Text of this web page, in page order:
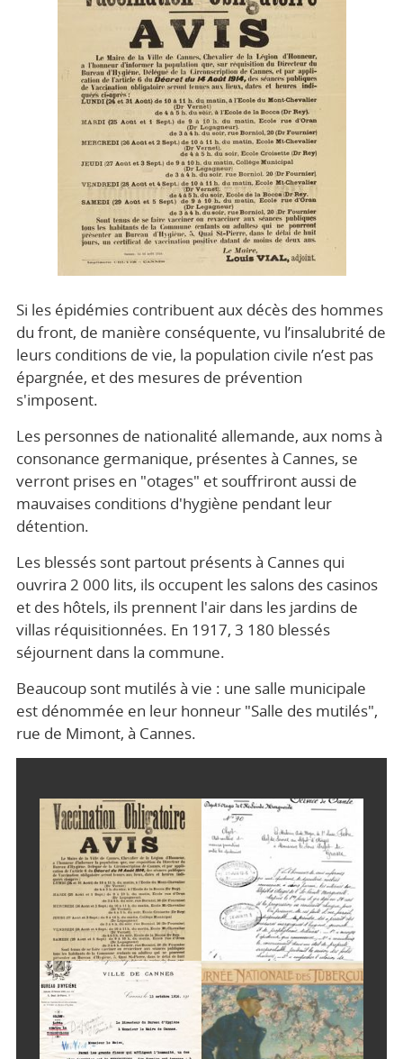
Si les épidémies contribuent aux décès des hommes
du front, de manière conséquente, vu l’insalubrité de
leurs conditions de vie, la population civile n’est pas
épargnée, et des mesures de prévention
s'imposent.
Les personnes de nationalité allemande, aux noms à
consonance germanique, présentes à Cannes, se
verront prises en "otages" et souffriront aussi de
mauvaises conditions d'hygiène pendant leur
détention.
Les blessés sont partout présents à Cannes qui
ouvrira 2 000 lits, ils occupent les salons des casinos
et des hôtels, ils prennent l'air dans les jardins de
villas réquisitionnées. En 1917, 3 180 blessés
séjournent dans la commune.
Beaucoup sont mutilés à vie : une salle municipale
est dénommée en leur honneur "Salle des mutilés",
rue de Mimont, à Cannes.